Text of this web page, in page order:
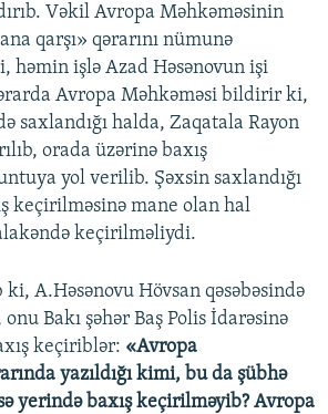
Vəkil Avropa Məhkəməsinin
qarşı» qərarını nümunə
həmin işlə Azad Həsənovun işi
Avropa Məhkəməsi bildirir ki,
saxlandığı halda, Zaqatala Rayon
orada üzərinə baxış
yol verilib. Şəxsin saxlandığı
keçirilməsinə mane olan hal
keçirilməliydi.
A.Həsənovu Hövsan qəsəbəsində
Bakı şəhər Baş Polis İdarəsinə
keçiriblər: «Avropa
yazıldığı kimi, bu da şübhə
yerində baxış keçirilməyib? Avropa